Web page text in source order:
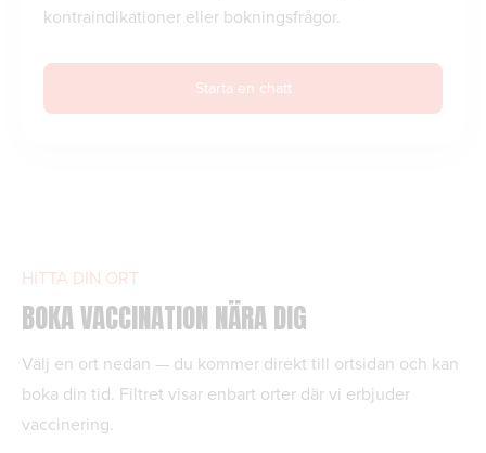
kontraindikationer eller bokningsfrågor.
Starta en chatt
HITTA DIN ORT
BOKA VACCINATION NÄRA DIG
Välj en ort nedan — du kommer direkt till ortsidan och kan
boka din tid. Filtret visar enbart orter där vi erbjuder
vaccinering.